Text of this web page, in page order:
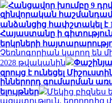
Հանցավոր խումբը 9
զինվորական
անձանցից հափշտակել է
Հայաստանը ի գիտություն
երկրների
Չեռնոգորիան կարող են
2028 թվականին
զրույց է ունեցել
իններորդ գումարման
ելույթներ
Մեկից բիզնես
ազատություն, երրորդից